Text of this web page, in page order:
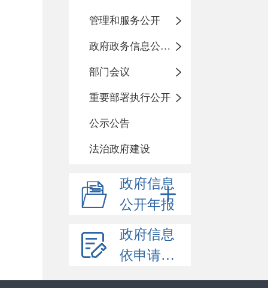
管理和服务公开
政府政务信息公开目录
部门会议
重要部署执行公开
公示公告
法治政府建设
政府信息
公开年报
政府信息
依申请公开